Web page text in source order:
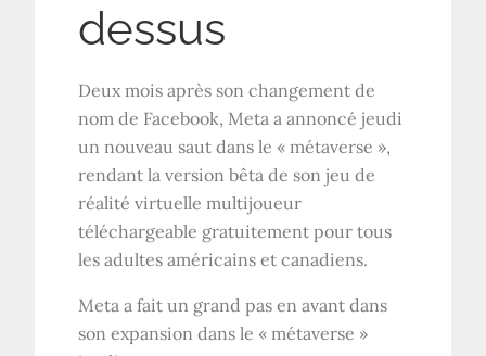
dessus
Deux mois après son changement de
nom de Facebook, Meta a annoncé jeudi
un nouveau saut dans le « métaverse »,
rendant la version bêta de son jeu de
réalité virtuelle multijoueur
téléchargeable gratuitement pour tous
les adultes américains et canadiens.
Meta a fait un grand pas en avant dans
son expansion dans le « métaverse »